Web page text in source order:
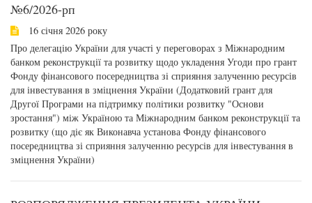
№6/2026-рп
16 січня 2026 року
Про делегацію України для участі у переговорах з Міжнародним
банком реконструкції та розвитку щодо укладення Угоди про грант
Фонду фінансового посередництва зі сприяння залученню ресурсів
для інвестування в зміцнення України (Додатковий грант для
Другої Програми на підтримку політики розвитку "Основи
зростання") між Україною та Міжнародним банком реконструкції та
розвитку (що діє як Виконавча установа Фонду фінансового
посередництва зі сприяння залученню ресурсів для інвестування в
зміцнення України)